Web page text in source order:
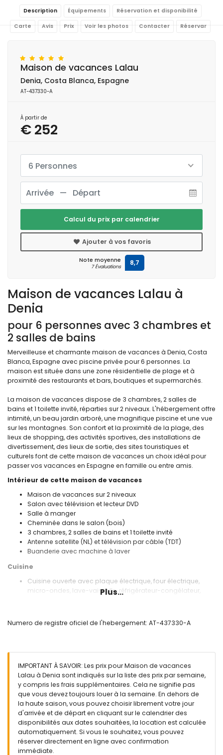
Description Équipements Réservation et disponibilité
Carte Avis Prix Voir les photos Contacter Réservar
Maison de vacances Lalau à
Denia
pour 6 personnes avec 3 chambres et
2 salles de bains
Merveilleuse et charmante maison de vacances à Denia, Costa
Blanca, Espagne avec piscine privée pour 6 personnes. La
maison est située dans une zone résidentielle de plage et à
proximité des restaurants et bars, boutiques et supermarchés.
La maison de vacances dispose de 3 chambres, 2 salles de
bains et 1 toilette invité, réparties sur 2 niveaux. L'hébergement offre
intimité, un beau jardin arboré, une magnifique piscine et une vue
sur les montagnes. Son confort et la proximité de la plage, des
lieux de shopping, des activités sportives, des installations de
divertissement, des lieux de sortie, des sites touristiques et
culturels font de cette maison de vacances un choix idéal pour
passer vos vacances en Espagne en famille ou entre amis.
Intérieur de cette maison de vacances
Maison de vacances sur 2 niveaux
Salon avec télévision et lecteur DVD
Salle à manger
Cheminée dans le salon (bois)
3 chambres, 2 salles de bains et 1 toilette invité
Antenne satellite (NL) et télévision par câble (TDT)
Buanderie avec machine à laver
Cuisine
Cuisine ouverte avec plaque électrique, four électrique,
micro-ondes, lave-vaisselle, réfrigérateur-congélateur,
Chambres et salles de bains
Salle de bains en suite avec lavabo simple, douche et
toilette
Salle de bains avec lavabo simple, douche et toilette
Extérieur de cette maison de vacances
Grand terrain clôturé
Piscine privée mesurant 10m x 5m et 1,5m de profondeur
Beau jardin arboré avec meubles de jardin et chaises
longues
Plus...
Numero de registre oficiel de l'hebergement: AT-437330-A
IMPORTANT À SAVOIR: Les prix pour Maison de vacances
Lalau à Denia sont indiqués sur la liste des prix par semaine,
y compris les frais supplémentaires. Cela ne signifie pas
que vous devez toujours louer à la semaine. En dehors de
la haute saison, vous pouvez choisir librement votre jour
d'arrivée et de départ en cliquant sur le calendrier des
disponibilités aux dates souhaitées, la location est calculée
automatiquement. Si vous le souhaitez, vous pouvez
réserver directement en ligne avec confirmation
immédiate.
Maison de vacances Lalau
Denia, Costa Blanca, Espagne
AT-437330-A
À partir de
€ 252
6 Personnes
Calcul du prix par calendrier
Ajouter à vos favoris
Note moyenne
7 Évaluations 8,7